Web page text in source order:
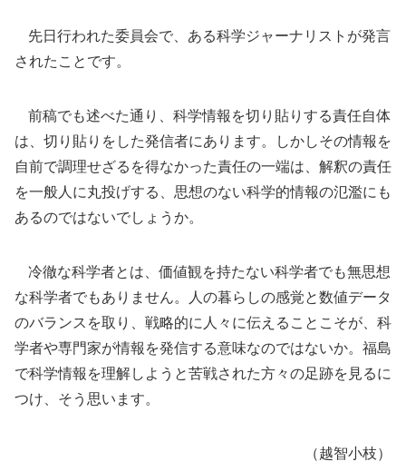
先日行われた委員会で、ある科学ジャーナリストが発言
されたことです。
前稿でも述べた通り、科学情報を切り貼りする責任自体
は、切り貼りをした発信者にあります。しかしその情報を
自前で調理せざるを得なかった責任の一端は、解釈の責任
を一般人に丸投げする、思想のない科学的情報の氾濫にも
あるのではないでしょうか。
冷徹な科学者とは、価値観を持たない科学者でも無思想
な科学者でもありません。人の暮らしの感覚と数値データ
のバランスを取り、戦略的に人々に伝えることこそが、科
学者や専門家が情報を発信する意味なのではないか。福島
で科学情報を理解しようと苦戦された方々の足跡を見るに
つけ、そう思います。
（越智小枝）